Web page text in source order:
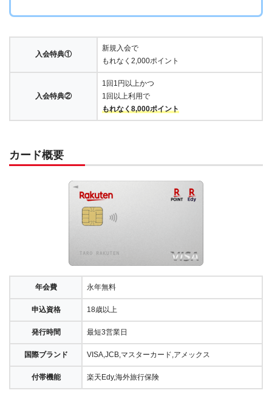
入会特典①
新規入会で
もれなく2,000ポイント
入会特典②
1回1円以上かつ
1回以上利用で
もれなく8,000ポイント
カード概要
年会費 永年無料
申込資格 18歳以上
発行時間 最短3営業日
国際ブランド VISA,JCB,マスターカード,アメックス
付帯機能 楽天Edy,海外旅行保険